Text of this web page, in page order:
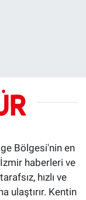
Bölgesi'nin en
haberleri ve
hızlı ve
ulaştırır. Kentin